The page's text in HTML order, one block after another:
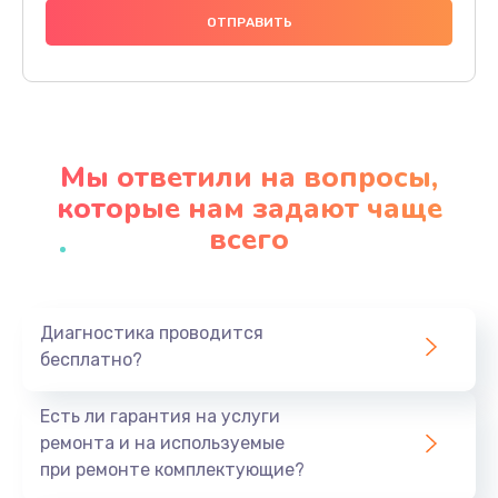
995 руб.
Заказать
Ремонт разъема питания
Заказать
Мы ответили на вопросы,
которые нам задают чаще
всего
Диагностика проводится
бесплатно?
Есть ли гарантия на услуги
ремонта и на используемые
при ремонте комплектующие?